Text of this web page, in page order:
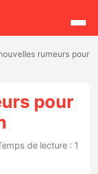
rumeurs pour
pour
de lecture : 1